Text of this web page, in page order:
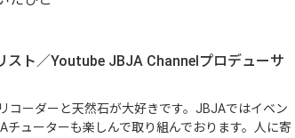
スト／Youtube JBJA Channelプロデューサ
コーダーと天然石が大好きです。JBJAではイベン
チューターも楽しんで取り組んでおります。人に寄